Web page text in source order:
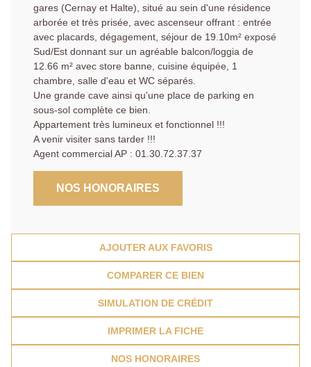
gares (Cernay et Halte), situé au sein d'une résidence
arborée et très prisée, avec ascenseur offrant : entrée
avec placards, dégagement, séjour de 19.10m² exposé
Sud/Est donnant sur un agréable balcon/loggia de
12.66 m² avec store banne, cuisine équipée, 1
chambre, salle d'eau et WC séparés.
Une grande cave ainsi qu'une place de parking en
sous-sol complète ce bien.
Appartement très lumineux et fonctionnel !!!
A venir visiter sans tarder !!!
Agent commercial AP : 01.30.72.37.37
NOS HONORAIRES
AJOUTER AUX FAVORIS
COMPARER CE BIEN
SIMULATION DE CRÉDIT
IMPRIMER LA FICHE
NOS HONORAIRES